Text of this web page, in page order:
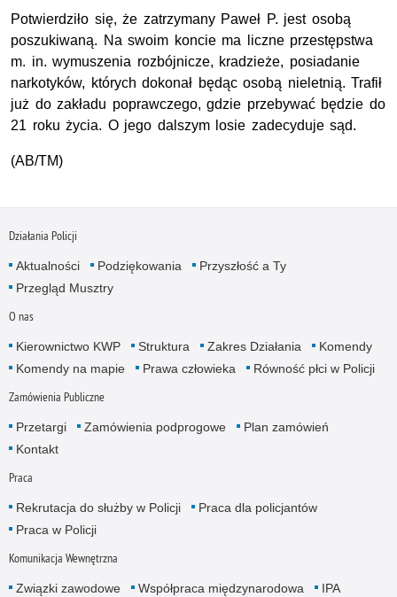
Potwierdziło się, że zatrzymany Paweł P. jest osobą
poszukiwaną. Na swoim koncie ma liczne przestępstwa
m. in. wymuszenia rozbójnicze, kradzieże, posiadanie
narkotyków, których dokonał będąc osobą nieletnią. Trafił
już do zakładu poprawczego, gdzie przebywać będzie do
21 roku życia. O jego dalszym losie zadecyduje sąd.
(AB/TM)
Działania Policji
Aktualności Podziękowania
Przyszłość a Ty
Przegląd Musztry
O nas
Kierownictwo KWP Struktura Zakres Działania
Komendy
Komendy na mapie
Prawa człowieka Równość płci w Policji
Zamówienia Publiczne
Przetargi Zamówienia podprogowe
Plan zamówień
Kontakt
Praca
Rekrutacja do służby w Policji
Praca dla policjantów
Praca w Policji
Komunikacja Wewnętrzna
Związki zawodowe Współpraca międzynarodowa
IPA